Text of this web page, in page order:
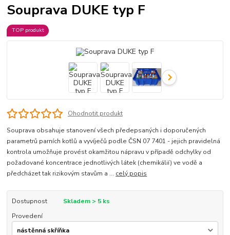
Souprava DUKE typ F
TOP produkt
Ohodnotit produkt
Souprava obsahuje stanovení všech předepsaných i doporučených
parametrů parních kotlů a vyvíječů podle ČSN 07 7401 - jejich pravidelná
kontrola umožňuje provést okamžitou nápravu v případě odchylky od
požadované koncentrace jednotlivých látek (chemikálií) ve vodě a
předcházet tak rizikovým stavům a ... celý popis
Dostupnost
Skladem > 5 ks
Provedení